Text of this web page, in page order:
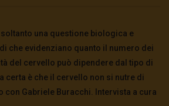
2026
0
146
soltanto una questione biologica e
che evidenziano quanto il numero dei
del cervello può dipendere dal tipo di
certa è che il cervello non si nutre di
con Gabriele Buracchi. Intervista a cura